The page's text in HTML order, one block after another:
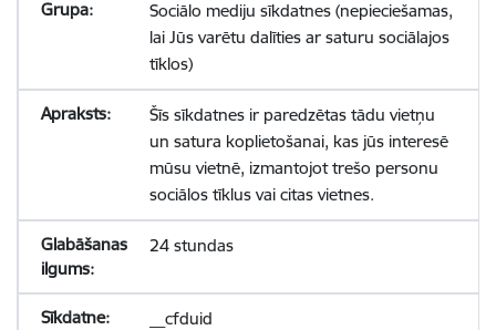
Sociālo mediju sīkdatnes (nepieciešamas,
lai Jūs varētu dalīties ar saturu sociālajos
tīklos)
Šīs sīkdatnes ir paredzētas tādu vietņu
un satura koplietošanai, kas jūs interesē
mūsu vietnē, izmantojot trešo personu
sociālos tīklus vai citas vietnes.
24 stundas
__cfduid